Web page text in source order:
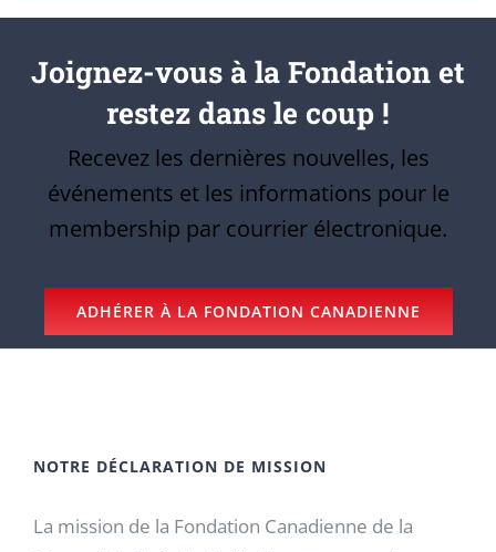
Joignez-vous à la Fondation et
restez dans le coup !
Recevez les dernières nouvelles, les
événements et les informations pour le
membership par courrier électronique.
ADHÉRER À LA FONDATION CANADIENNE
NOTRE DÉCLARATION DE MISSION
La mission de la Fondation Canadienne de la